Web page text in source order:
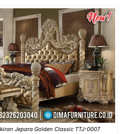
Jepara Golden Classic TTJ-0007